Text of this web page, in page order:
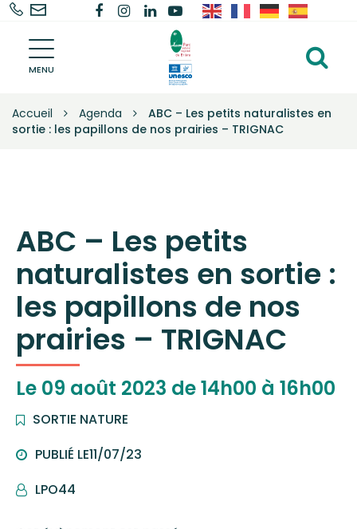
Gestion des traceurs
02
91
68
Nous
Lien
Facebook
Lien
compte
Instagram
Lien
vers
compte
Linkedin
Lien
la
chaîne
Youtube
MENU
Parc
naturel
régional
de
Brière
– la
Accueil Agenda
ABC – Les petits naturalistes en
sortie : les papillons de nos prairies – TRIGNAC
ABC – Les petits
naturalistes en sortie :
les papillons de nos
prairies – TRIGNAC
Le 09 août 2023 de 14h00 à 16h00
SORTIE NATURE
PUBLIÉ LE11/07/23
PARLPO44